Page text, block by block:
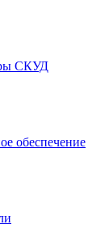
СКУД
обеспечение